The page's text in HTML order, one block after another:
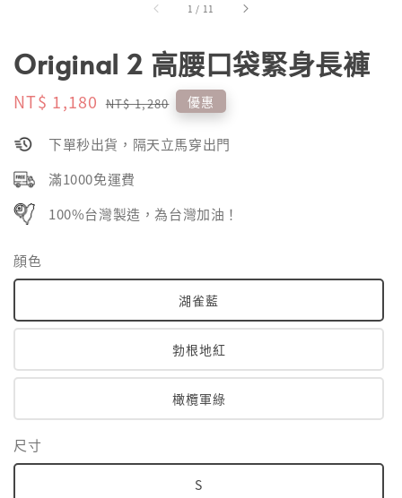
1 / 11
Original 2 高腰口袋緊身長褲
Sale
NT$ 1,180 Regular
NT$ 1,280 優惠
下單秒出貨，隔天立馬穿出門
滿1000免運費
100%台灣製造，為台灣加油！
顔色
湖雀藍
勃根地紅
橄欖軍綠
尺寸
S